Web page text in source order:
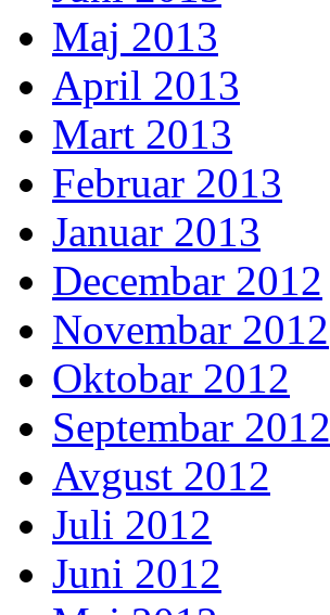
Maj 2013
April 2013
Mart 2013
Februar 2013
Januar 2013
Decembar 2012
Novembar 2012
Oktobar 2012
Septembar 2012
Avgust 2012
Juli 2012
Juni 2012